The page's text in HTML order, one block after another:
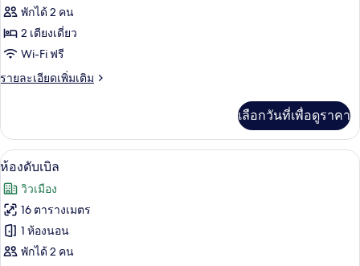
ห้อง
ทวิน
พักได้ 2 คน
2 เตียงเดี่ยว
Wi-Fi ฟรี
รายละเอียดเพิ่มเติม
ราย
เกี่ยว
กับ
ห้อง
น
เลือกวันที่เพื่อดูราคา
เปิด
ภาพถ่าย
ทั้งหมด
ของ
ห้อง
ห้องดับเบิล | ตู้นิรภัยในห้องพัก, โต๊ะทำ
11
ห้องดับเบิล
วิวเมือง
16 ตารางเมตร
1 ห้องนอน
พักได้ 2 คน